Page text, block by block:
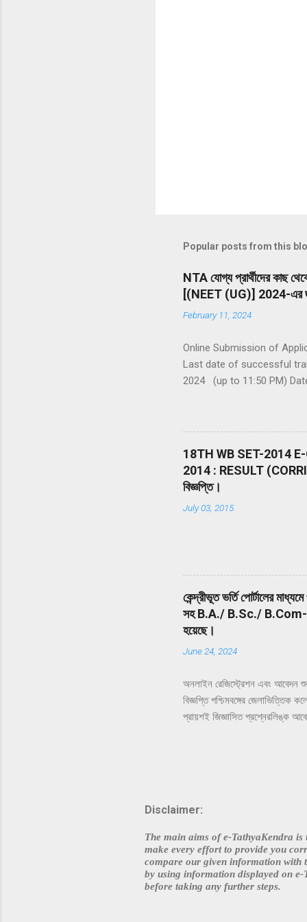
Popular posts from this
NTA যোগ্য প্রার্থীদের কাছ
[(NEET (UG)] 2024-এর
February 11, 2024
Online Submission of
Last date of successful
2024 (up to 11:50 PM)
www.nta.ac.in , https://
The Entrance Test shall
answer) from Physics,
be divided into two
20 minutes) from 02:00 PM
be conducted in 13
18TH WB SET-2014
2014 : RESULT
বিজ্ঞপ্তি।
July 03, 2015
কেন্দ্রীভূত ভর্তি পোর্টালের
সহ B.A./ B.Sc./ B.Com-এ
হয়েছে।
June 24, 2024
অনলাইন রেজিস্ট্রেশন এবং আবেদন
বিজ্ঞপ্তি পশ্চিমবঙ্গের জেলাভিত্তিক
প্রায়শই জিজ্ঞাসিত প্রশ্নেরলিঙ্ক
ওয়েবসাইট দেখুন দাবিত্যাগ:
crept in the process of data
Disclaimer:
The main aims of e-TathyaKendra
make every effort to provide you
compare our given information with
by using information displayed on
before taking any further steps.